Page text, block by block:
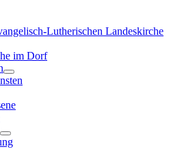
Lutherischen Landeskirche
im Dorf